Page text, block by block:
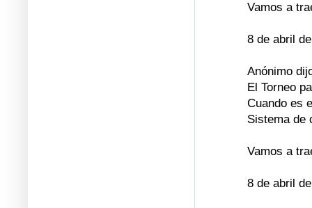
Vamos a
8 de abril
Anónimo
El Torneo
Cuando es
Sistema de
Vamos a
8 de abril